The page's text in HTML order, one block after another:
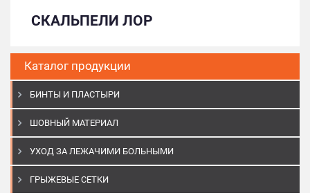
Каталог продукции
БИНТЫ И ПЛАСТЫРИ
ШОВНЫЙ МАТЕРИАЛ
УХОД ЗА ЛЕЖАЧИМИ БОЛЬНЫМИ
ГРЫЖЕВЫЕ СЕТКИ
СКАЛЬПЕЛИ ЛОР